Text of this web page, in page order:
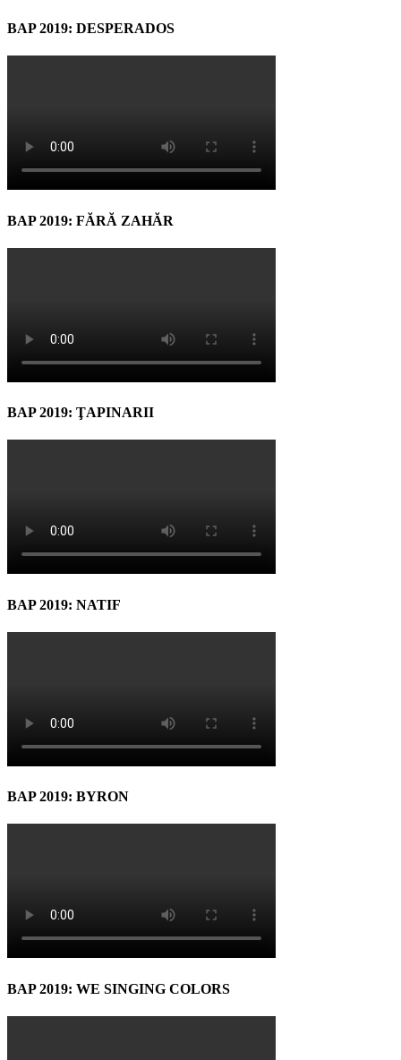
BAP 2019: DESPERADOS
BAP 2019: FĂRĂ ZAHĂR
BAP 2019: ŢAPINARII
BAP 2019: NATIF
BAP 2019: BYRON
BAP 2019: WE SINGING COLORS